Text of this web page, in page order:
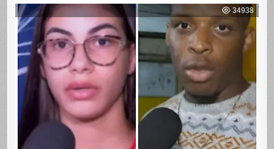
ACUSA
DE
UBER
DE
EM
DE
VÍDEOS
ÍNTIMOS
EM
BAHIA
34938